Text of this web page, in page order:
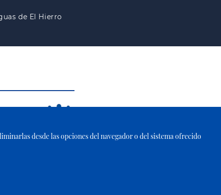
desde las opciones del navegador o del sistema ofrecido
de El Hierro